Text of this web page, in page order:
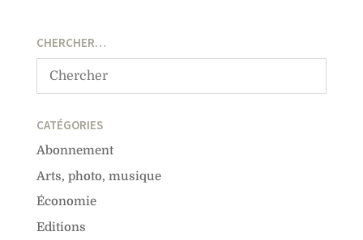
CHERCHER…
CATÉGORIES
Abonnement
Arts, photo, musique
Économie
Editions